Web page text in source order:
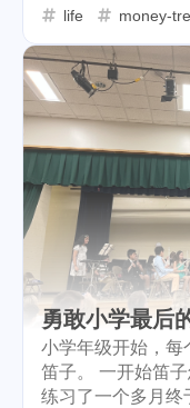
life
money-
勇敢小学最后
小学年级开始，每
笛子。 一开始笛
练习了一个多月终